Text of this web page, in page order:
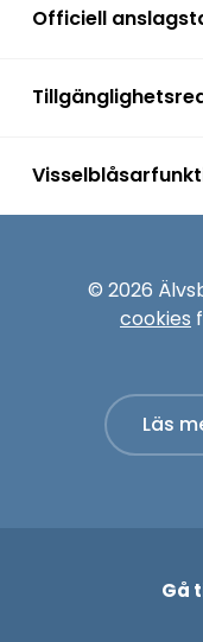
Officiell
© 2026
cookies
Läs
Gå